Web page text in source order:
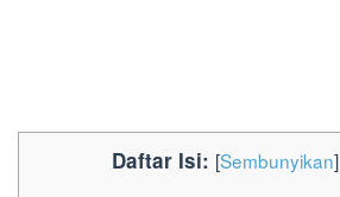
Daftar Isi: [Sembunyikan]